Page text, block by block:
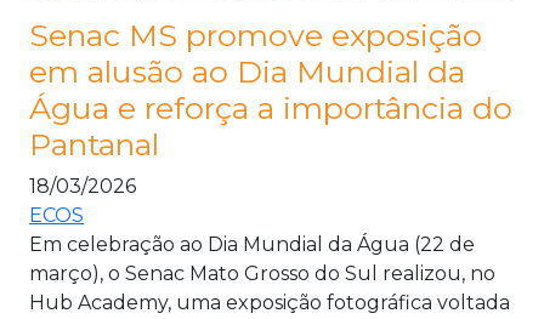
Senac MS promove exposição
em alusão ao Dia Mundial da
Água e reforça a importância do
Pantanal
18/03/2026
ECOS
Em celebração ao Dia Mundial da Água (22 de
março), o Senac Mato Grosso do Sul realizou, no
Hub Academy, uma exposição fotográfica voltada